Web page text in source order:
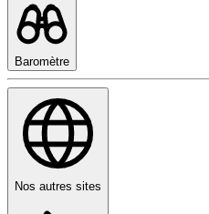
Baromètre
Nos autres sites